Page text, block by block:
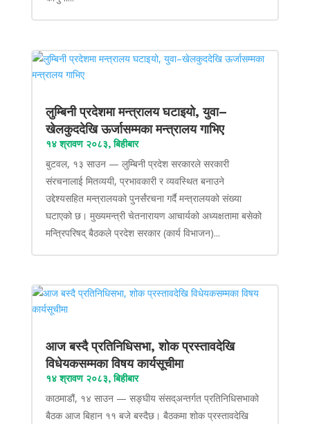
लुम्बिनी प्रदेशमा मन्त्रालय घटाइयो, युवा–
खेलकुददेखि ऊर्जासम्मका मन्त्रालय गाभिए
१४ श्रावण २०८३, बिहीबार
बुटवल, १३ साउन — लुम्बिनी प्रदेश सरकारले सरकारी
संरचनालाई मितव्ययी, प्रभावकारी र व्यवस्थित बनाउने
उद्देश्यसहित मन्त्रालयको पुनर्संरचना गर्दै मन्त्रालयको संख्या
घटाएको छ। मुख्यमन्त्री चेतनारायण आचार्यको अध्यक्षतामा बसेको
मन्त्रिपरिषद् बैठकले प्रदेश सरकार (कार्य विभाजन)...
आज बस्दै प्रतिनिधिसभा, शोक प्रस्तावदेखि
विधेयकसम्मका विषय कार्यसूचीमा
१४ श्रावण २०८३, बिहीबार
काठमाडौं, १४ साउन — सङ्घीय संसद्अन्तर्गत प्रतिनिधिसभाको
बैठक आज बिहान ११ बजे बस्दैछ। बैठकमा शोक प्रस्तावदेखि